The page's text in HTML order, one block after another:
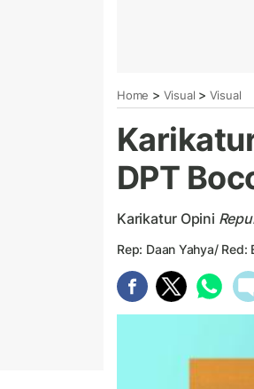
Home > Visual > Visual
DPT
Karikatur Opini
Rep: Daan Yahya/